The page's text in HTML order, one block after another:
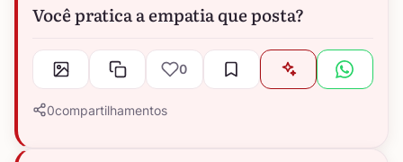
Você pratica a empatia que posta?
0
0compartilhamentos